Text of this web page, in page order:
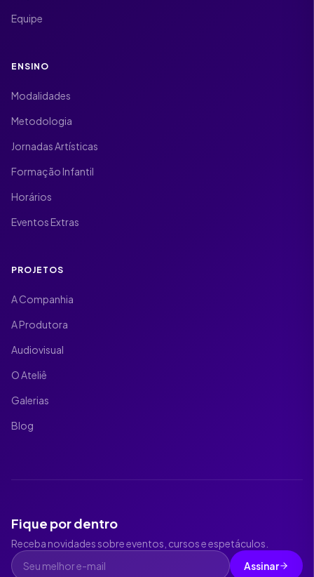
Equipe
ENSINO
Modalidades
Metodologia
Jornadas Artísticas
Formação Infantil
Horários
Eventos Extras
PROJETOS
A Companhia
A Produtora
Audiovisual
O Ateliê
Galerias
Blog
Fique por dentro
Receba novidades sobre eventos, cursos e espetáculos.
Assinar